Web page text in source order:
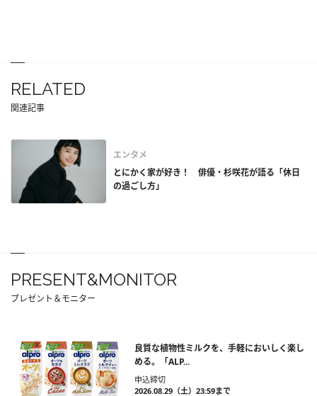
RELATED
関連記事
エンタメ
とにかく家が好き！ 俳優・杉咲花が語る「休日
の過ごし方」
PRESENT&MONITOR
プレゼント＆モニター
良質な植物性ミルクを、手軽においしく楽し
める。「ALP...
申込締切
2026.08.29（土）23:59まで